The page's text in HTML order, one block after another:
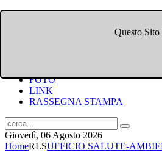
Questo
FOTO
LINK
RASSEGNA STAMPA
Giovedì, 06 Agosto 2026
HomeRLSUFFICIO SALUTE-